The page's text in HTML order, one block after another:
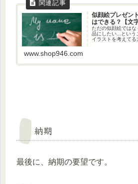
似顔絵プレゼン
はできる？【文
ただの似顔絵では
品にしたい...という
イラストを考えてる
www.shop946.com
納期
最後に、納期の要望です。